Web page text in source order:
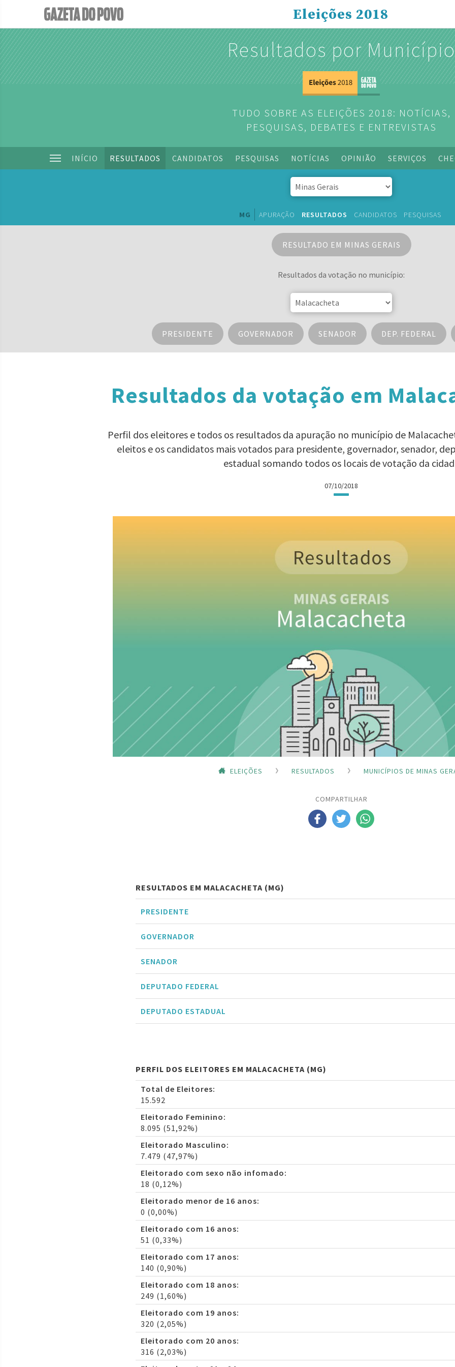
Eleições 2018
Resultados por Município
TUDO SOBRE AS ELEIÇÕES 2018: NOTÍCIAS,
PESQUISAS, DEBATES E ENTREVISTAS
INÍCIO RESULTADOS CANDIDATOS PESQUISAS NOTÍCIAS OPINIÃO SERVIÇOS
MG APURAÇÃO RESULTADOS CANDIDATOS PESQUISAS
RESULTADO EM MINAS GERAIS
Resultados da votação no município:
PRESIDENTE GOVERNADOR SENADOR DEP. FEDERAL
Resultados da votação em
Perfil dos eleitores e todos os resultados da apuração no município de
eleitos e os candidatos mais votados para presidente, governador, senador,
estadual somando todos os locais de votação da
07/10/2018
ELEIÇÕES RESULTADOS MUNICÍPIOS DE MINAS
COMPARTILHAR
RESULTADOS EM MALACACHETA (MG)
PRESIDENTE
GOVERNADOR
SENADOR
DEPUTADO FEDERAL
DEPUTADO ESTADUAL
PERFIL DOS ELEITORES EM MALACACHETA (MG)
Total de Eleitores:
15.592
Eleitorado Feminino:
8.095 (51,92%)
Eleitorado Masculino:
7.479 (47,97%)
Eleitorado com sexo não infomado:
18 (0,12%)
Eleitorado menor de 16 anos:
0 (0,00%)
Eleitorado com 16 anos:
51 (0,33%)
Eleitorado com 17 anos:
140 (0,90%)
Eleitorado com 18 anos:
249 (1,60%)
Eleitorado com 19 anos:
320 (2,05%)
Eleitorado com 20 anos:
316 (2,03%)